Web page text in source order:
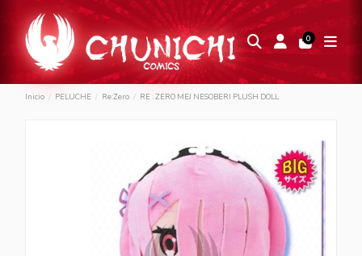
0
Inicio PELUCHE Re:Zero RE : ZERO MEJ NESOBERI PLUSH DOLL